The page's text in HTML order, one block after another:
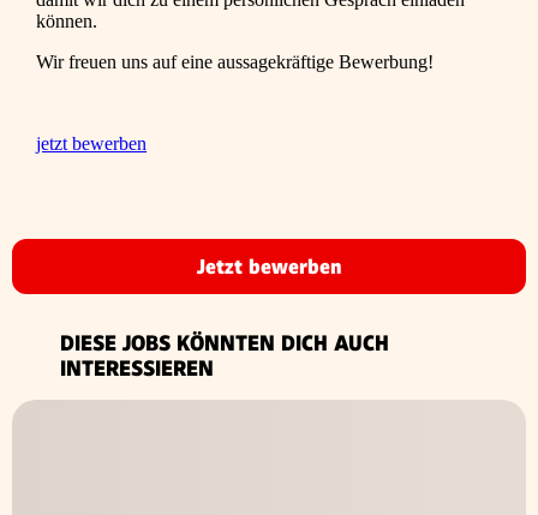
können.
Wir freuen uns auf eine aussagekräftige Bewerbung!
jetzt bewerben
Jetzt bewerben
DIESE JOBS KÖNNTEN DICH AUCH
INTERESSIEREN